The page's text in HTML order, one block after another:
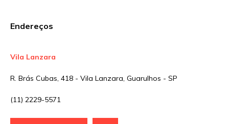
Sua avaliação
Endereços
Vila Lanzara
R. Brás Cubas, 418 - Vila Lanzara, Guarulhos - SP
(11) 2229-5571